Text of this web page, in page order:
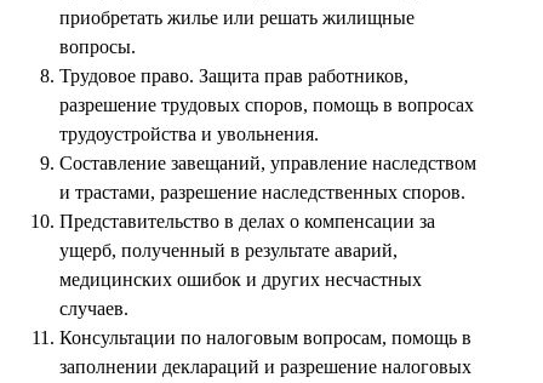
приобретать жилье или решать жилищные
вопросы.
Трудовое право. Защита прав работников,
разрешение трудовых споров, помощь в вопросах
трудоустройства и увольнения.
Составление завещаний, управление наследством
и трастами, разрешение наследственных споров.
Представительство в делах о компенсации за
ущерб, полученный в результате аварий,
медицинских ошибок и других несчастных
случаев.
Консультации по налоговым вопросам, помощь в
заполнении деклараций и разрешение налоговых